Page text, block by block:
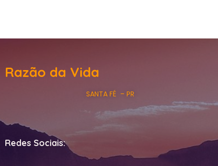
Razão da Vida
SANTA FÉ – PR
Redes Sociais: